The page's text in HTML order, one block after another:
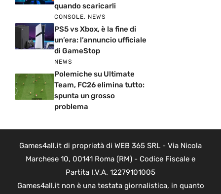
quando scaricarli
CONSOLE, NEWS
PS5 vs Xbox, è la fine di
un’era: l’annuncio ufficiale
di GameStop
NEWS
Polemiche su Ultimate
Team, FC26 elimina tutto:
spunta un grosso
problema
Games4all.it di proprietà di WEB 365 SRL - Via Nicola
Marchese 10, 00141 Roma (RM) - Codice Fiscale e
Partita I.V.A. 12279101005
Games4all.it non è una testata giornalistica, in quanto